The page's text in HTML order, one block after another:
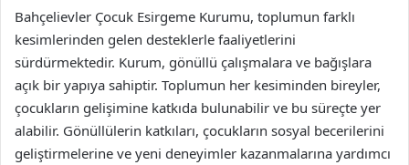
Bahçelievler Çocuk Esirgeme Kurumu, toplumun farklı
kesimlerinden gelen desteklerle faaliyetlerini
sürdürmektedir. Kurum, gönüllü çalışmalara ve bağışlara
açık bir yapıya sahiptir. Toplumun her kesiminden bireyler,
çocukların gelişimine katkıda bulunabilir ve bu süreçte yer
alabilir. Gönüllülerin katkıları, çocukların sosyal becerilerini
geliştirmelerine ve yeni deneyimler kazanmalarına yardımcı